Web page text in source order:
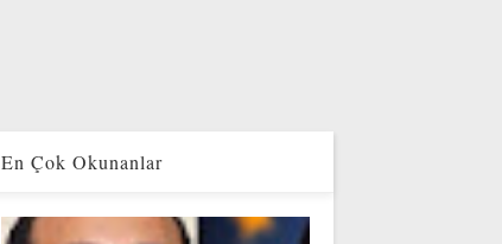
En Çok Okunanlar